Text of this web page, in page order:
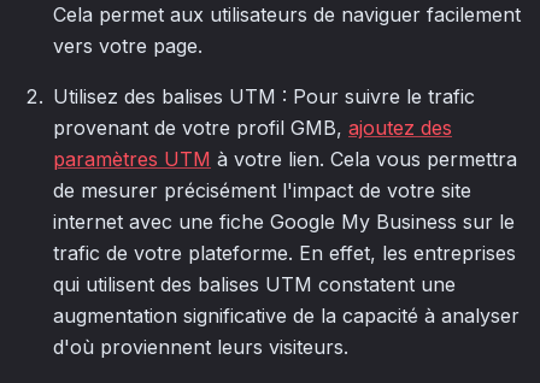
Cela permet aux utilisateurs de naviguer facilement
vers votre page.
Utilisez des balises UTM : Pour suivre le trafic
provenant de votre profil GMB, ajoutez des
paramètres UTM à votre lien. Cela vous permettra
de mesurer précisément l'impact de votre site
internet avec une fiche Google My Business sur le
trafic de votre plateforme. En effet, les entreprises
qui utilisent des balises UTM constatent une
augmentation significative de la capacité à analyser
d'où proviennent leurs visiteurs.